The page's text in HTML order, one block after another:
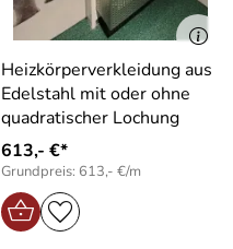
Heizkörperverkleidung aus
Edelstahl mit oder ohne
quadratischer Lochung
613,- €*
Grundpreis: 613,- €/m